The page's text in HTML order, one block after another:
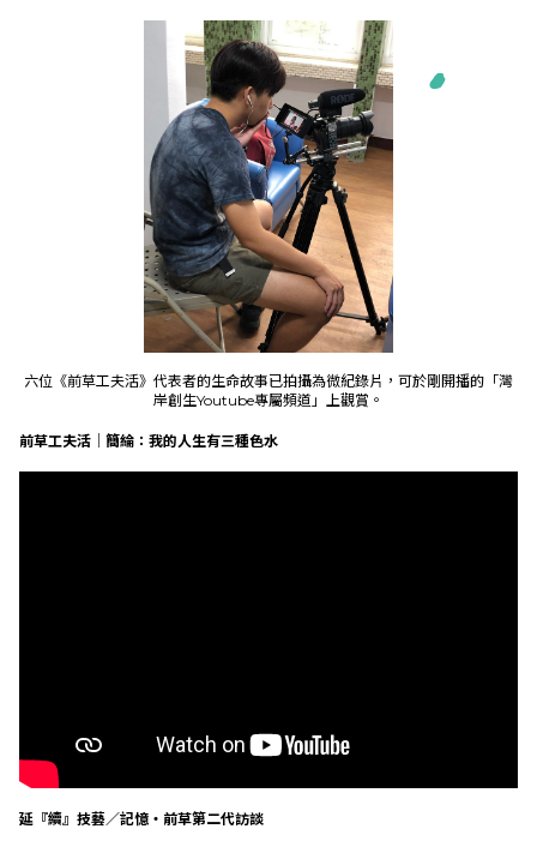
六位《前草工夫活》代表者的生命故事已拍攝為微紀錄片，可於剛開播的「灣
岸創生Youtube專屬頻道」上觀賞。
前草工夫活│簡綸：我的人生有三種色水
延『續』技藝／記憶‧前草第二代訪談